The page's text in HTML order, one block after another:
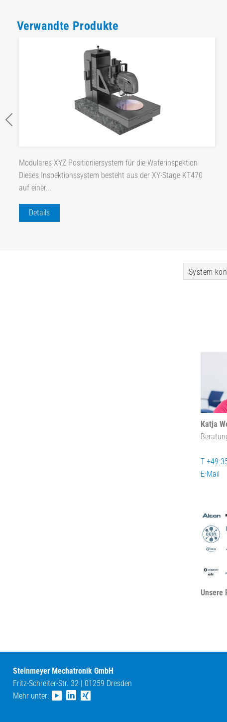
Verwandte Produkte
Modulares XYZ Positioniersystem für die Waferinspektion
Dieses Inspektionssystem besteht aus der XY-Stage KT470
auf einer...
Details
System
Katja
T +49
E-Mail
Unsere
Steinmeyer Mechatronik GmbH
Fritz-Schreiter-Str. 32 | 01259 Dresden
Mehr unter: